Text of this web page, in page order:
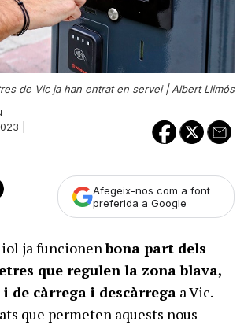
de Vic ja han entrat en servei |Albert Llimós
|
Afegeix-nos com a font
preferida a Google
ja funcionenbona part dels
que regulen la zona blava,
de càrrega i descàrrega a Vic.
que permeten aquests nous